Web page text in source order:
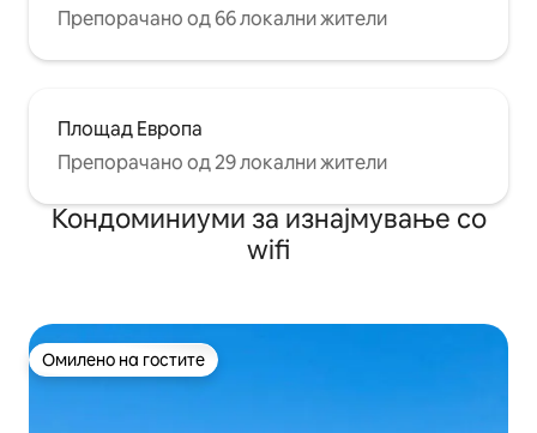
Препорачано од 66 локални жители
Площад Европа
Препорачано од 29 локални жители
Кондоминиуми за изнајмување со
wifi
Омилено на гостите
Омилено на гостите